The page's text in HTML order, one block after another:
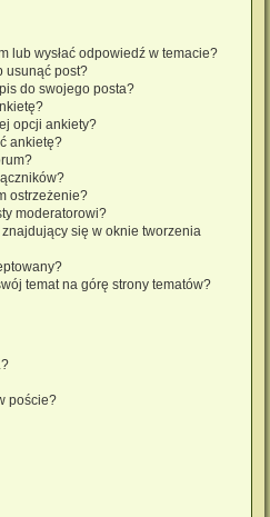
lub wysłać odpowiedź w temacie?
usunąć post?
do swojego posta?
opcji ankiety?
ankietę?
ostrzeżenie?
moderatorowi?
znajdujący się w oknie tworzenia
temat na górę strony tematów?
poście?